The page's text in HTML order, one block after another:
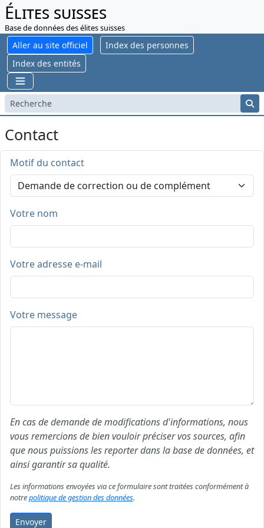
Élites suisses
Base de données des élites suisses
Aller au site officiel
Index des personnes
Index des entités
Contact
Motif du contact
Votre nom
Votre adresse e-mail
Votre message
En cas de demande de modifications d'informations, nous
vous remercions de bien vouloir préciser vos sources, afin
que nous puissions les reporter dans la base de données, et
ainsi garantir sa qualité.
Les informations envoyées via ce formulaire sont traitées conformément à
notrepolitique de gestion des données.
Envoyer